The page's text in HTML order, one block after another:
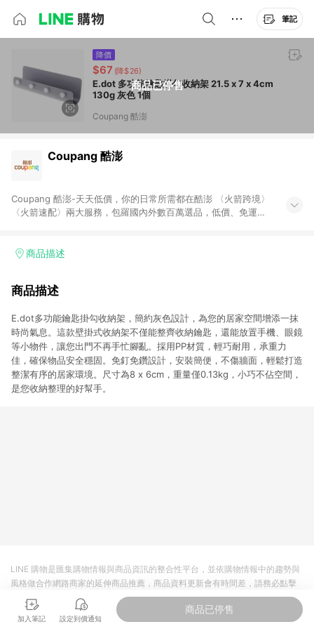
筆記
商品已停售
降價
$67 (降$26)
E.dot 多功能鑰匙掛勾收納架 21.5 x 7 x 4cm
130g 灰色 1個
Coupang 酷澎
Coupang 酷澎
Coupang 酷澎-天天低價，你的日常所需都在酷澎 〈火箭跨境〉
〈火箭速配〉兩大服務，包羅國內外數百萬選品，低價、免運，
加入WOW會員告別湊免運，火箭速配、火箭跨境優質選品不限金
商品描述
商品描述
E.dot多功能鑰匙掛勾收納架，簡約灰色設計，為您的居家空間增添一抹
時尚氣息。這款壁掛式收納架不僅能整齊收納鑰匙，還能放置手機、眼鏡
等小物件，讓您出門不再手忙腳亂。採用PP材質，輕巧耐用，承重力
佳，確保物品安全穩固。免釘免鑽設計，安裝簡便，不傷牆面，輕鬆打造
整潔有序的居家環境。尺寸為8 x 6cm，重量僅0.13kg，小巧不佔空間，
是您收納整理的好幫手。
加入筆記 設定到價通知
商品已停售
LINE 購物是匯集購物情報與商品資訊的整合性平台，並依購物情報中的趨勢與
風格做合作網路商家的延伸商品推薦，商品資料更新會有時間差，請務必點擊
商品至各合作網路商家，確認現售價與購物條件，一切資訊以合作廠商網頁為
準。